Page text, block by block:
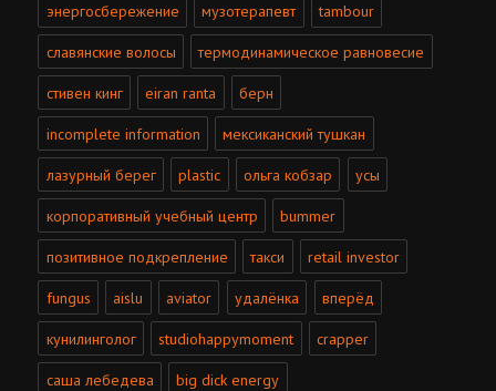
энергосбережение музотерапевт tambour
славянские волосы термодинамическое равновесие
стивен кинг eiran ranta берн
incomplete information мексиканский тушкан
лазурный берег plastic ольга кобзар усы
корпоративный учебный центр bummer
позитивное подкрепление такси retail investor
fungus aislu aviator удалёнка вперёд
кунилинголог studiohappymoment crapper
саша лебедева big dick energy